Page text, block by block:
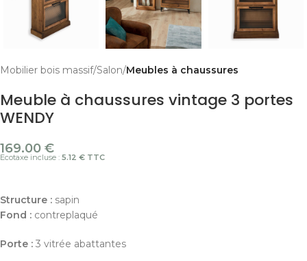
Mobilier bois massif Salon Meubles à chaussures
Meuble à chaussures vintage 3 portes
WENDY
169.00 €
Ecotaxe incluse : 5.12 € TTC
Structure : sapin
Fond : contreplaqué
Porte : 3 vitrée abattantes